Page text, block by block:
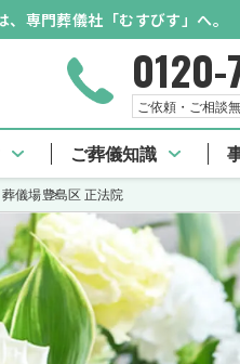
専門葬儀社「むすびす」へ。
ご依頼・ご相談
ご葬儀知識
儀場豊島区 正法院